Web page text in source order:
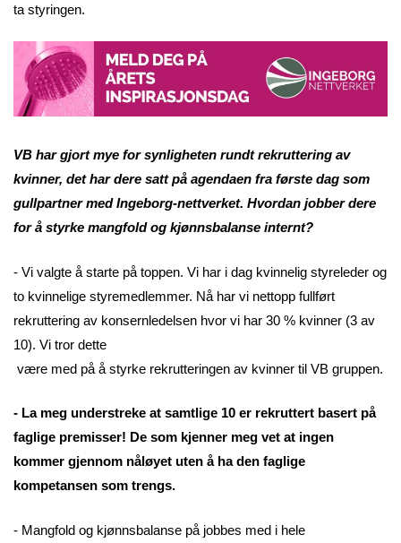
ta styringen.
VB har gjort mye for synligheten rundt rekruttering av
kvinner, det har dere satt på agendaen fra første dag som
gullpartner med Ingeborg-nettverket. Hvordan jobber dere
for å styrke mangfold og kjønnsbalanse internt?
- Vi valgte å starte på toppen. Vi har i dag kvinnelig styreleder og
to kvinnelige styremedlemmer. Nå har vi nettopp fullført
rekruttering av konsernledelsen hvor vi har 30 % kvinner (3 av
10). Vi tror dette
være med på å styrke rekrutteringen av kvinner til VB gruppen.
- La meg understreke at samtlige 10 er rekruttert basert på
faglige premisser! De som kjenner meg vet at ingen
kommer gjennom nåløyet uten å ha den faglige
kompetansen som trengs.
- Mangfold og kjønnsbalanse på jobbes med i hele